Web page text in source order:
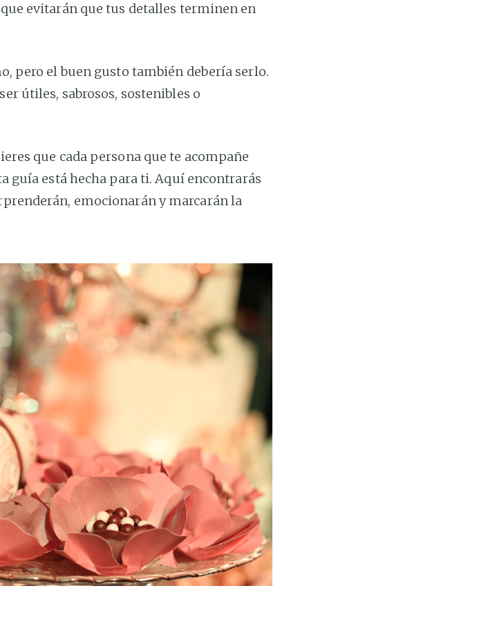
evitarán que tus detalles terminen en
pero el buen gusto también debería serlo.
útiles, sabrosos, sostenibles o
que cada persona que te acompañe
guía está hecha para ti. Aquí encontrarás
emocionarán y marcarán la